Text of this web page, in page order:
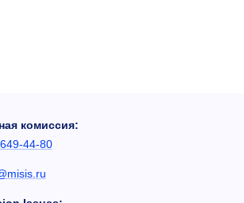
комиссия:
44-80